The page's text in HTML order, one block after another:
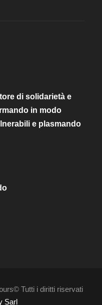
di solidarietà e
in modo
e plasmando
Tutti i diritti riservati
Sarl